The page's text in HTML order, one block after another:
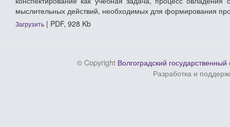
мыслительных действий, необходимых для формирования
Загрузить | PDF, 928 Kb
© Copyright Волгоградский
Разработка и